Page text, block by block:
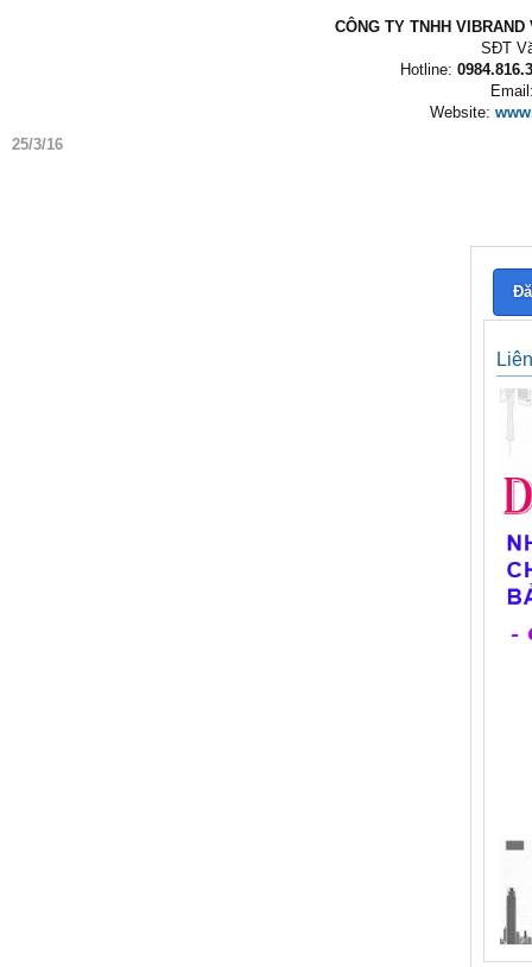
CÔNG TY TNHH
SĐT
Hotline:
Website:
25/3/16